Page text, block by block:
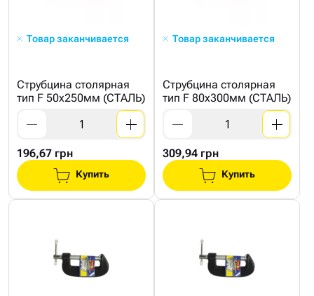
Товар заканчивается
Струбцина столярная
тип F 50x250мм (СТАЛЬ)
196,67 грн
Купить
Товар заканчивается
Струбцина столярная
тип F 80x300мм (СТАЛЬ)
309,94 грн
Купить